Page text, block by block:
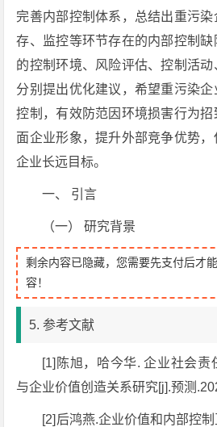
完善内部控制体系，总结出重污
存、监控等环节存在的内部控制
的控制环境、风险评估、控制活
分别提出优化建议，希望重污染
控制，有效防范因环境损害行为
面企业形象，提升外部竞争优势
企业长远目标。
一、 引言
（一）研究背景
剩余内容已隐藏，您需要先支付后才
容！
5. 参考文献
[1]陈旭，哈今华. 企业社会责
与企业价值创造关系研究[j].预测
[2]后鸿燕.企业价值和内部控